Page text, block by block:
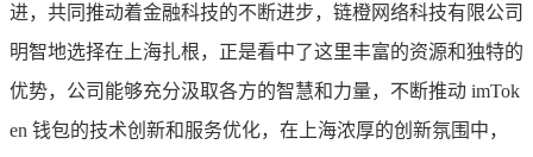
进，共同推动着金融科技的不断进步，链橙网络科技有限公司
明智地选择在上海扎根，正是看中了这里丰富的资源和独特的
优势，公司能够充分汲取各方的智慧和力量，不断推动 imTok
en 钱包的技术创新和服务优化，在上海浓厚的创新氛围中，